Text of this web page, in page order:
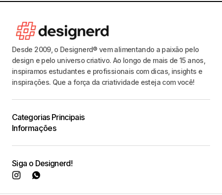
Desde 2009, o Designerd® vem alimentando a paixão pelo
design e pelo universo criativo. Ao longo de mais de 15 anos,
inspiramos estudantes e profissionais com dicas, insights e
inspirações. Que a força da criatividade esteja com você!
Categorias Principais
Informações
Siga o Designerd!